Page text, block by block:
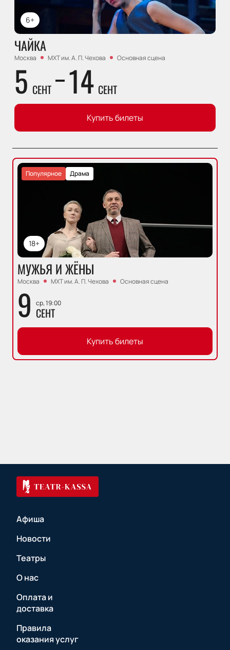
6+
ЧАЙКА
Москва МХТ им. А. П. Чехова Основная сцена
5 СЕНТ 14 СЕНТ
Купить билеты
18+
Драма
Популярное
МУЖЬЯ И ЖЁНЫ
Москва МХТ им. А. П. Чехова Основная сцена
9 ср, 19:00
СЕНТ
Купить билеты
Афиша
Новости
Театры
О нас
Оплата и
доставка
Правила
оказания услуг